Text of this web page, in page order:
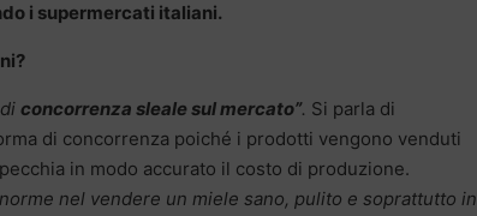
i supermercati italiani.
concorrenza sleale sul mercato”. Si parla di
di concorrenza poiché i prodotti vengono venduti
in modo accurato il costo di produzione.
nel vendere un miele sano, pulito e soprattutto in